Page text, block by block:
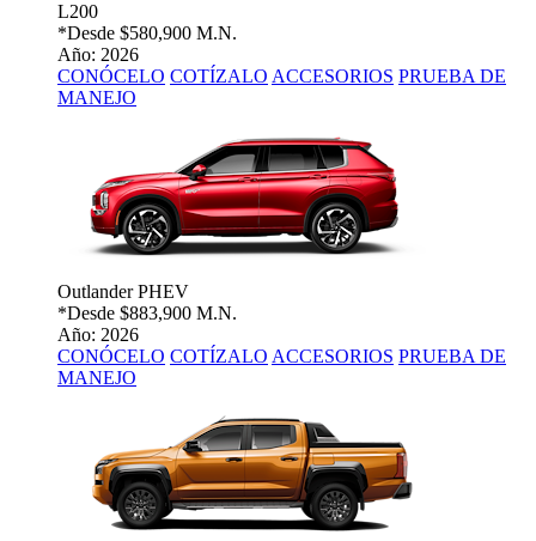
L200
*Desde $580,900 M.N.
Año: 2026
CONÓCELO COTÍZALO ACCESORIOS PRUEBA DE
MANEJO
Outlander PHEV
*Desde $883,900 M.N.
Año: 2026
CONÓCELO COTÍZALO ACCESORIOS PRUEBA DE
MANEJO